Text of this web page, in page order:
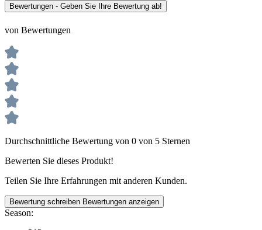
Bewertungen - Geben Sie Ihre Bewertung ab!
von Bewertungen
Durchschnittliche Bewertung von 0 von 5 Sternen
Bewerten Sie dieses Produkt!
Teilen Sie Ihre Erfahrungen mit anderen Kunden.
Bewertung schreiben Bewertungen anzeigen
Season: